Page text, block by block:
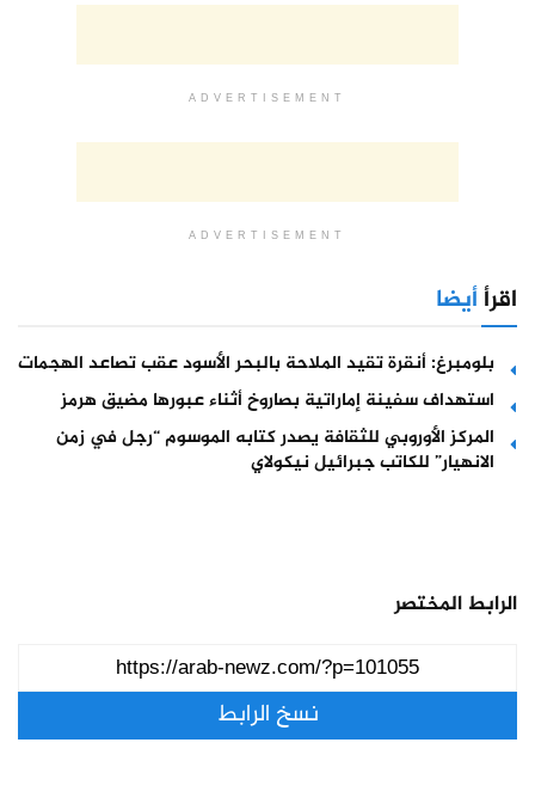
ADVERTISEMENT
ADVERTISEMENT
اقرأأيضا
بلومبرغ: أنقرة تقيد الملاحة بالبحر الأسود عقب تصاعد الهجمات
استهداف سفينة إماراتية بصاروخ أثناء عبورها مضيق هرمز
المركز الأوروبي للثقافة يصدر كتابه الموسوم “رجل في زمن
الانهيار” للكاتب جبرائيل نيكولاي
الرابط المختصر
نسخ الرابط